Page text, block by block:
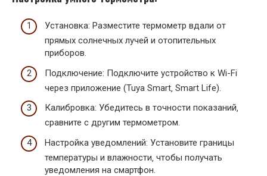
Установка: Разместите термометр вдали от
прямых солнечных лучей и отопительных
приборов.
Подключение: Подключите устройство к Wi-Fi
через приложение (Tuya Smart‚ Smart Life).
Калибровка: Убедитесь в точности показаний‚
сравните с другим термометром.
Настройка уведомлений: Установите границы
температуры и влажности‚ чтобы получать
уведомления на смартфон.